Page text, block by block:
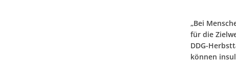
„Bei
für die
DDG-
können